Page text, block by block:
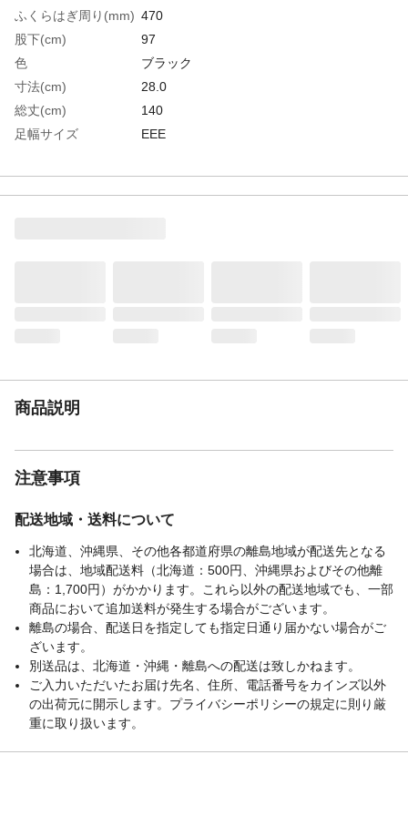
ふくらはぎ周り(mm) 470
股下(cm)
97
色
ブラック
寸法(cm)
28.0
総丈(cm)
140
足幅サイズ
EEE
サイズ
UK(イギリス)規格サ
9.5
材質3
先芯：鋼製
商品説明
注意事項
配送地域・送料について
北海道、沖縄県、その他各都道府県の離島地域が配送先となる
場合は、地域配送料（北海道：500円、沖縄県およびその他離
島：1,700円）がかかります。これら以外の配送地域でも、一部
商品において追加送料が発生する場合がございます。
離島の場合、配送日を指定しても指定日通り届かない場合がご
ざいます。
別送品は、北海道・沖縄・離島への配送は致しかねます。
ご入力いただいたお届け先名、住所、電話番号をカインズ以外
の出荷元に開示します。プライバシーポリシーの規定に則り厳
重に取り扱います。